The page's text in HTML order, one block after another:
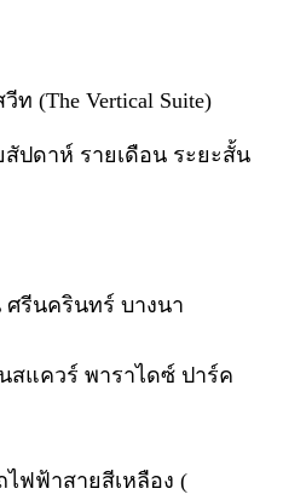
ท (The Vertical Suite)
ปดาห์ รายเดือน ระยะสั้น
รีนครินทร์ บางนา
สแควร์ พาราไดซ์ ปาร์ค
ฟฟ้าสายสีเหลือง (